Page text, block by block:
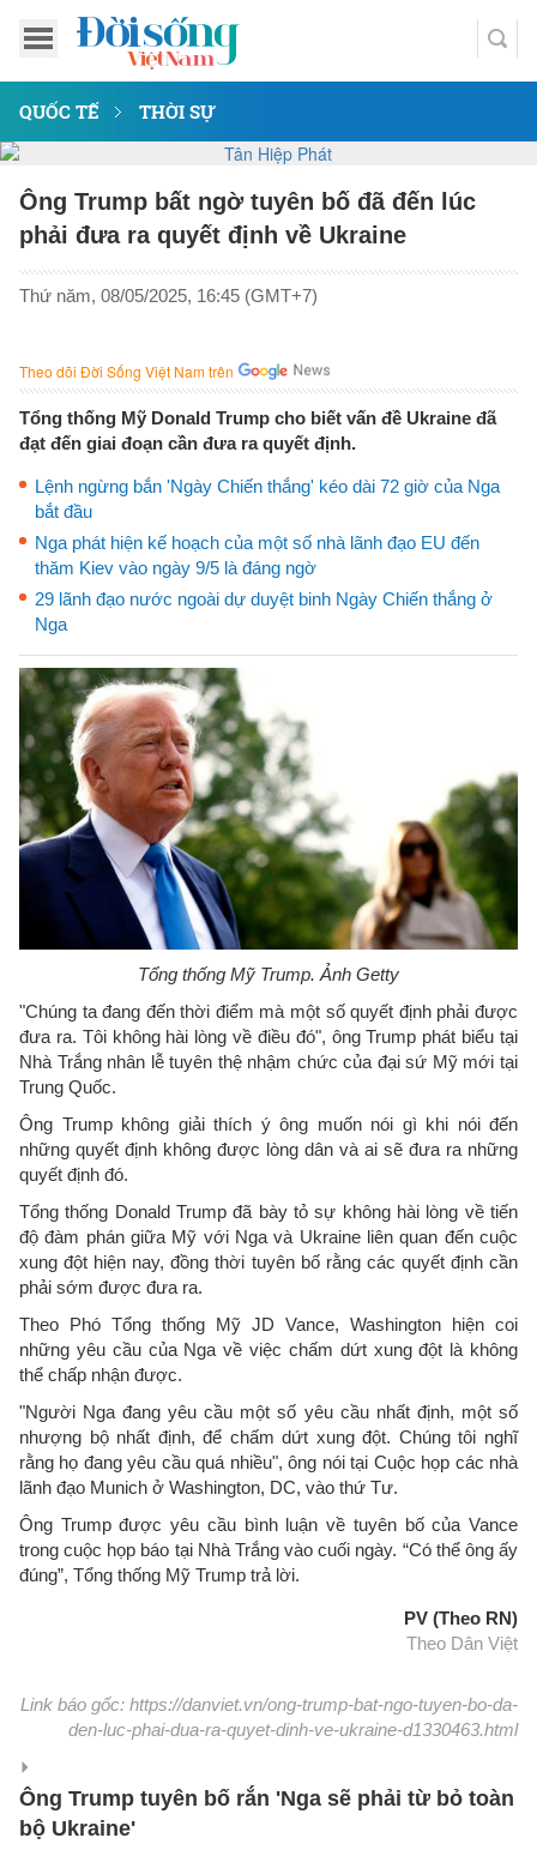
QUỐC TẾ THỜI SỰ
Ông Trump bất ngờ tuyên bố đã đến lúc
phải đưa ra quyết định về Ukraine
Thứ năm, 08/05/2025, 16:45 (GMT+7)
Theo dõi Đời Sống Việt Nam trên
Tổng thống Mỹ Donald Trump cho biết vấn đề Ukraine đã
đạt đến giai đoạn cần đưa ra quyết định.
Lệnh ngừng bắn 'Ngày Chiến thắng' kéo dài 72 giờ của Nga
bắt đầu
Nga phát hiện kế hoạch của một số nhà lãnh đạo EU đến
thăm Kiev vào ngày 9/5 là đáng ngờ
29 lãnh đạo nước ngoài dự duyệt binh Ngày Chiến thắng ở
Nga
Tổng thống Mỹ Trump. Ảnh Getty
"Chúng ta đang đến thời điểm mà một số quyết định phải được
đưa ra. Tôi không hài lòng về điều đó", ông Trump phát biểu tại
Nhà Trắng nhân lễ tuyên thệ nhậm chức của đại sứ Mỹ mới tại
Trung Quốc.
Ông Trump không giải thích ý ông muốn nói gì khi nói đến
những quyết định không được lòng dân và ai sẽ đưa ra những
quyết định đó.
Tổng thống Donald Trump đã bày tỏ sự không hài lòng về tiến
độ đàm phán giữa Mỹ với Nga và Ukraine liên quan đến cuộc
xung đột hiện nay, đồng thời tuyên bố rằng các quyết định cần
phải sớm được đưa ra.
Theo Phó Tổng thống Mỹ JD Vance, Washington hiện coi
những yêu cầu của Nga về việc chấm dứt xung đột là không
thể chấp nhận được.
"Người Nga đang yêu cầu một số yêu cầu nhất định, một số
nhượng bộ nhất định, để chấm dứt xung đột. Chúng tôi nghĩ
rằng họ đang yêu cầu quá nhiều", ông nói tại Cuộc họp các nhà
lãnh đạo Munich ở Washington, DC, vào thứ Tư.
Ông Trump được yêu cầu bình luận về tuyên bố của Vance
trong cuộc họp báo tại Nhà Trắng vào cuối ngày. “Có thể ông ấy
đúng”, Tổng thống Mỹ Trump trả lời.
PV (Theo RN)
Theo Dân Việt
Link báo gốc: https://danviet.vn/ong-trump-bat-ngo-tuyen-bo-da-
den-luc-phai-dua-ra-quyet-dinh-ve-ukraine-d1330463.html
Ông Trump tuyên bố rắn 'Nga sẽ phải từ bỏ toàn
bộ Ukraine'